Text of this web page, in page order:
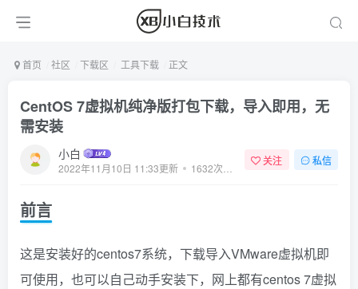
首页 社区 下载区 工具下载 正文
CentOS 7虚拟机纯净版打包下载，导入即用，无
需安装
小白
2022年11月10日 11:33更新 1632次阅读
关注 私信
前言
这是安装好的centos7系统，下载导入VMware虚拟机即
可使用，也可以自己动手安装下，网上都有centos 7虚拟